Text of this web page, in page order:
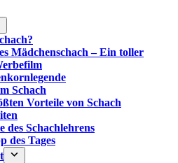
Mädchenschach – Ein toller
Schach
Vorteile von Schach‎
des Schachlehrens
des Tages